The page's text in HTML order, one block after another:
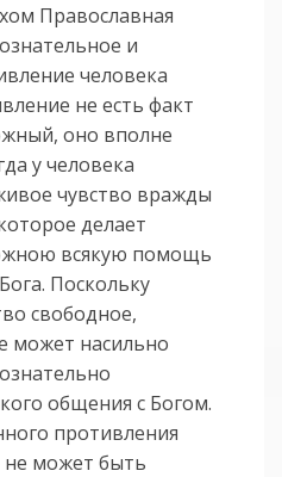
Православная
и
человека
не есть факт
оно вполне
у человека
чувство вражды
делает
всякую помощь
Поскольку
свободное,
может насильно
общения с Богом.
противления
не может быть